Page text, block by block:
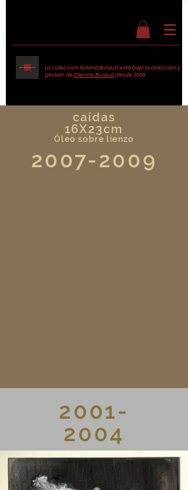
La colección Roland Buraud está bajo la dirección y
gestión deEtienne Burauddesde 2009.
caídas
16X23cm
Óleo sobre lienzo
2007-2009
2001-
2004